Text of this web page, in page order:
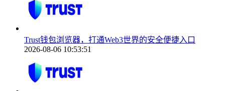
Trust钱包浏览器，打通Web3世界的安全便捷入口
2026-08-06 10:53:51